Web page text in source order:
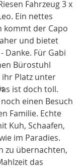
Fahrzeug 3 x
Ein nettes
kommt der Capo
und bietet
Danke. Für Gabi
Bürostuhl
Platz unter
ist doch toll.
einen Besuch
Familie. Echte
Kuh, Schaafen,
im Paradies.
zu übernachten,
das